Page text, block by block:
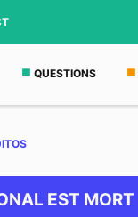
QUESTIONS
EST MORT